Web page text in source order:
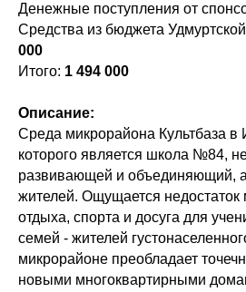
Денежные поступления от
Средства из бюджета
000
Итого: 1 494 000
Описание:
Среда микрорайона Культбаза в
которого является школа №84,
развивающей и объединяющий, а
жителей. Ощущается недостаток
отдыха, спорта и досуга для
семей - жителей
микрорайоне преобладает
новыми многоквартирными